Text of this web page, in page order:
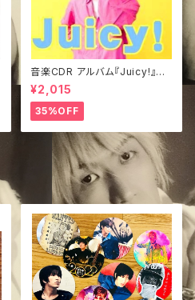
音楽CDR アルバム『Juicy!』き
ぃジャケVer.
¥2,015
35%OFF